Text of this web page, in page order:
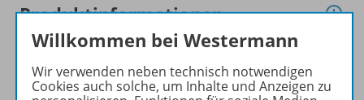
Produktinformationen
Beschreibung
Willkommen bei Westermann
Wir verwenden neben technisch notwendigen
Cookies auch solche, um Inhalte und Anzeigen zu